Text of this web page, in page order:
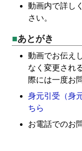
動画内で詳し
さい。
あとがき
動画でお伝え
なく変更され
際には一度お
身元引受（身
ちら
お電話でのお